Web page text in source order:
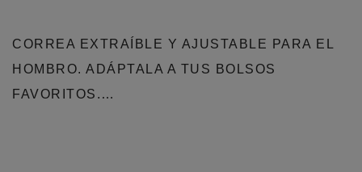
CORREA EXTRAÍBLE Y AJUSTABLE PARA EL
HOMBRO. ADÁPTALA A TUS BOLSOS
FAVORITOS.…